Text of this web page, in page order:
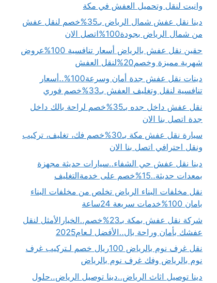
وانيت لنقل وتحميل العفش في مكة
دينا نقل عفش شمال الرياض بـ35%خصم لنقل عفش
من شمال الرياض بجودة100%اتصل الان
حقين نقل عفش بالرياض أسعار تنافسية 100%عروض
شهرية مميزة وخصم20%لنقل العفش
دينات نقل عفش جدة أمان وسرعة100%..أسعار
تنافسية لنقل وتغليف العفش بـ33%خصم فوري
نقل عفش داخل جده بـ35%خصم لراحة بالك داخل
جدة اتصل بنا الان
سيارة نقل عفش مكة بـ30%خصم فك، تغليف، تركيب
ونقل احترافي اتصل بنا الان
دينا نقل عفش حي الشفاء..سيارات حديثة مجهزة
بمعدات حديثة..15%خصم على خدمةالتغليف
نقل مخلفات البناء الرياض تخلص من مخلفات البناء
بامان 100%خدمات سريعة 24ساعة
شركة نقل عفش بمكة بـ23%خصم..الخيارالأمثل لنقل
عفشك بأمان وراحة بال..الأفضل لـعام2025
نقل غرف نوم بالرياض 100ريال خصم لـتركيب غرف
نوم بالرياض وفك غرف نوم بالرياض
دينا توصيل اثاث الرياض..دينا توصيل الرياض..حلول